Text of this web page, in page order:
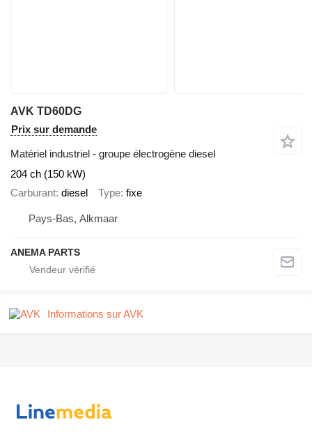
AVK TD60DG
Prix sur demande
Matériel industriel - groupe électrogène diesel
204 ch (150 kW)
Carburant diesel Type fixe
Pays-Bas, Alkmaar
ANEMA PARTS
Informations sur AVK